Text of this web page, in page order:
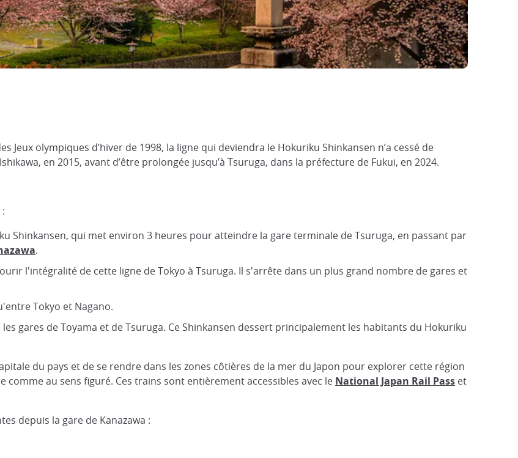
Jeux olympiques d’hiver de 1998, la ligne qui deviendra le Hokuriku Shinkansen n’a cessé de
en 2015, avant d’être prolongée jusqu’à Tsuruga, dans la préfecture de Fukui, en 2024.
:
Shinkansen, qui met environ 3 heures pour atteindre la gare terminale de Tsuruga, en passant par
.
l'intégralité de cette ligne de Tokyo à Tsuruga. Il s'arrête dans un plus grand nombre de gares et
Tokyo et Nagano.
gares de Toyama et de Tsuruga. Ce Shinkansen dessert principalement les habitants du Hokuriku
du pays et de se rendre dans les zones côtières de la mer du Japon pour explorer cette région
au sens figuré. Ces trains sont entièrement accessibles avec le National Japan Rail Pass et
depuis la gare de Kanazawa :